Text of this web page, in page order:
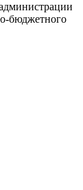
бюджетного